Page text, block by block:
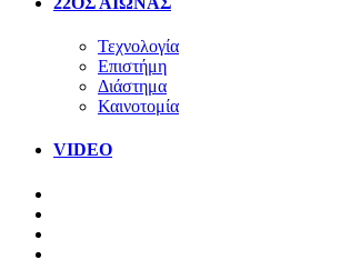
Τεχνολογία
Επιστήμη
Διάστημα
Καινοτομία
VIDEO